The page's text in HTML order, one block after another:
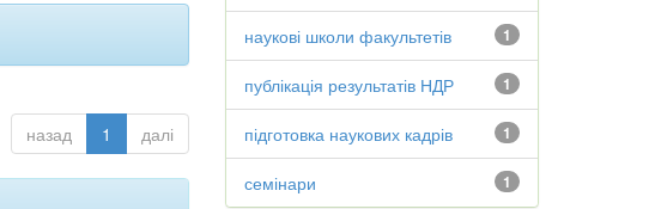
назад 1 далі
1
наукові школи факультетів
1
публікація результатів НДР
1
підготовка наукових кадрів
1
семінари